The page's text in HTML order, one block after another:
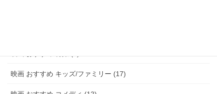
映画 おすすめ キッズ/ファミリー (17)